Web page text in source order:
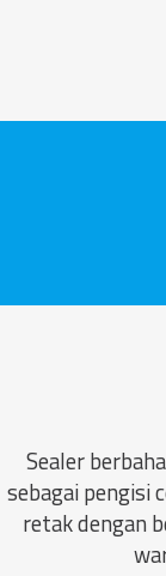
Sealer
sebagai pengisi
retak dengan